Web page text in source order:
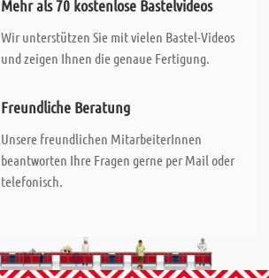
Mehr als 70 kostenlose Bastelvideos
Wir unterstützen Sie mit vielen Bastel-Videos
und zeigen Ihnen die genaue Fertigung.
Freundliche Beratung
Unsere freundlichen MitarbeiterInnen
beantworten Ihre Fragen gerne per Mail oder
telefonisch.